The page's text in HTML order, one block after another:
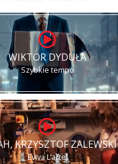
WIKTOR DYDUŁA
Szybkie tempo
KRZYSZTOF ZALEWSKI
Eviva L’arte!